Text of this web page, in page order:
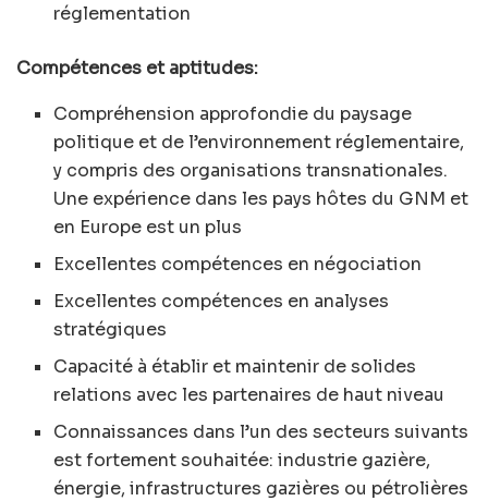
réglementation
Compétences et aptitudes:
Compréhension approfondie du paysage
politique et de l’environnement réglementaire,
y compris des organisations transnationales.
Une expérience dans les pays hôtes du GNM et
en Europe est un plus
Excellentes compétences en négociation
Excellentes compétences en analyses
stratégiques
Capacité à établir et maintenir de solides
relations avec les partenaires de haut niveau
Connaissances dans l’un des secteurs suivants
est fortement souhaitée: industrie gazière,
énergie, infrastructures gazières ou pétrolières